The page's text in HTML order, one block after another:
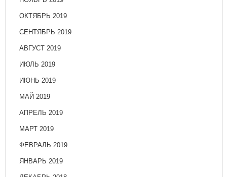
ОКТЯБРЬ 2019
СЕНТЯБРЬ 2019
АВГУСТ 2019
ИЮЛЬ 2019
ИЮНЬ 2019
МАЙ 2019
АПРЕЛЬ 2019
МАРТ 2019
ФЕВРАЛЬ 2019
ЯНВАРЬ 2019